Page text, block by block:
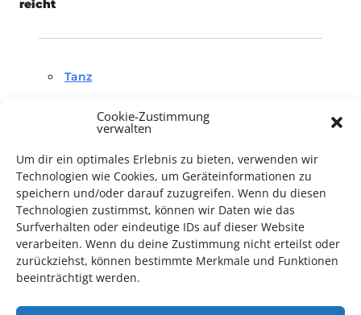
Cookie-Zustimmung
verwalten
Um dir ein optimales Erlebnis zu bieten, verwenden wir
Technologien wie Cookies, um Geräteinformationen zu
speichern und/oder darauf zuzugreifen. Wenn du diesen
Technologien zustimmst, können wir Daten wie das
Surfverhalten oder eindeutige IDs auf dieser Website
verarbeiten. Wenn du deine Zustimmung nicht erteilst oder
zurückziehst, können bestimmte Merkmale und Funktionen
beeinträchtigt werden.
reicht
Tanz
TECHNIK SUPPORT GESUCHT!
Das Kulturparkett freut sich stets über ehrenamtliche
Mithilfe im Bereich Technik
. Sie haben Interesse? Dann
melden Sie sich unter